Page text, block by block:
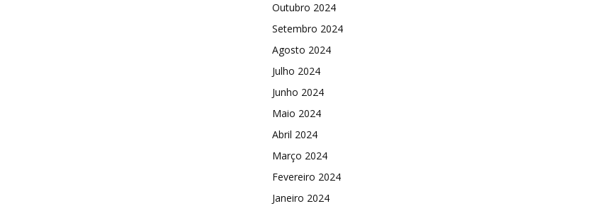
Outubro 2024
Setembro 2024
Agosto 2024
Julho 2024
Junho 2024
Maio 2024
Abril 2024
Março 2024
Fevereiro 2024
Janeiro 2024